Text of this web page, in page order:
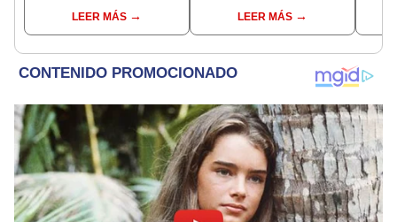
dentro de nuestras
facultades"
LEER MÁS
madrugadaLEER MÁS